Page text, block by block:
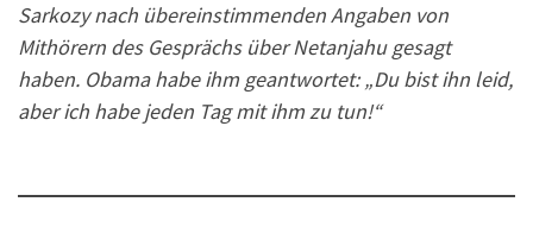
Sarkozy nach übereinstimmenden Angaben von
Mithörern des Gesprächs über Netanjahu gesagt
haben. Obama habe ihm geantwortet: „Du bist ihn leid,
aber ich habe jeden Tag mit ihm zu tun!“